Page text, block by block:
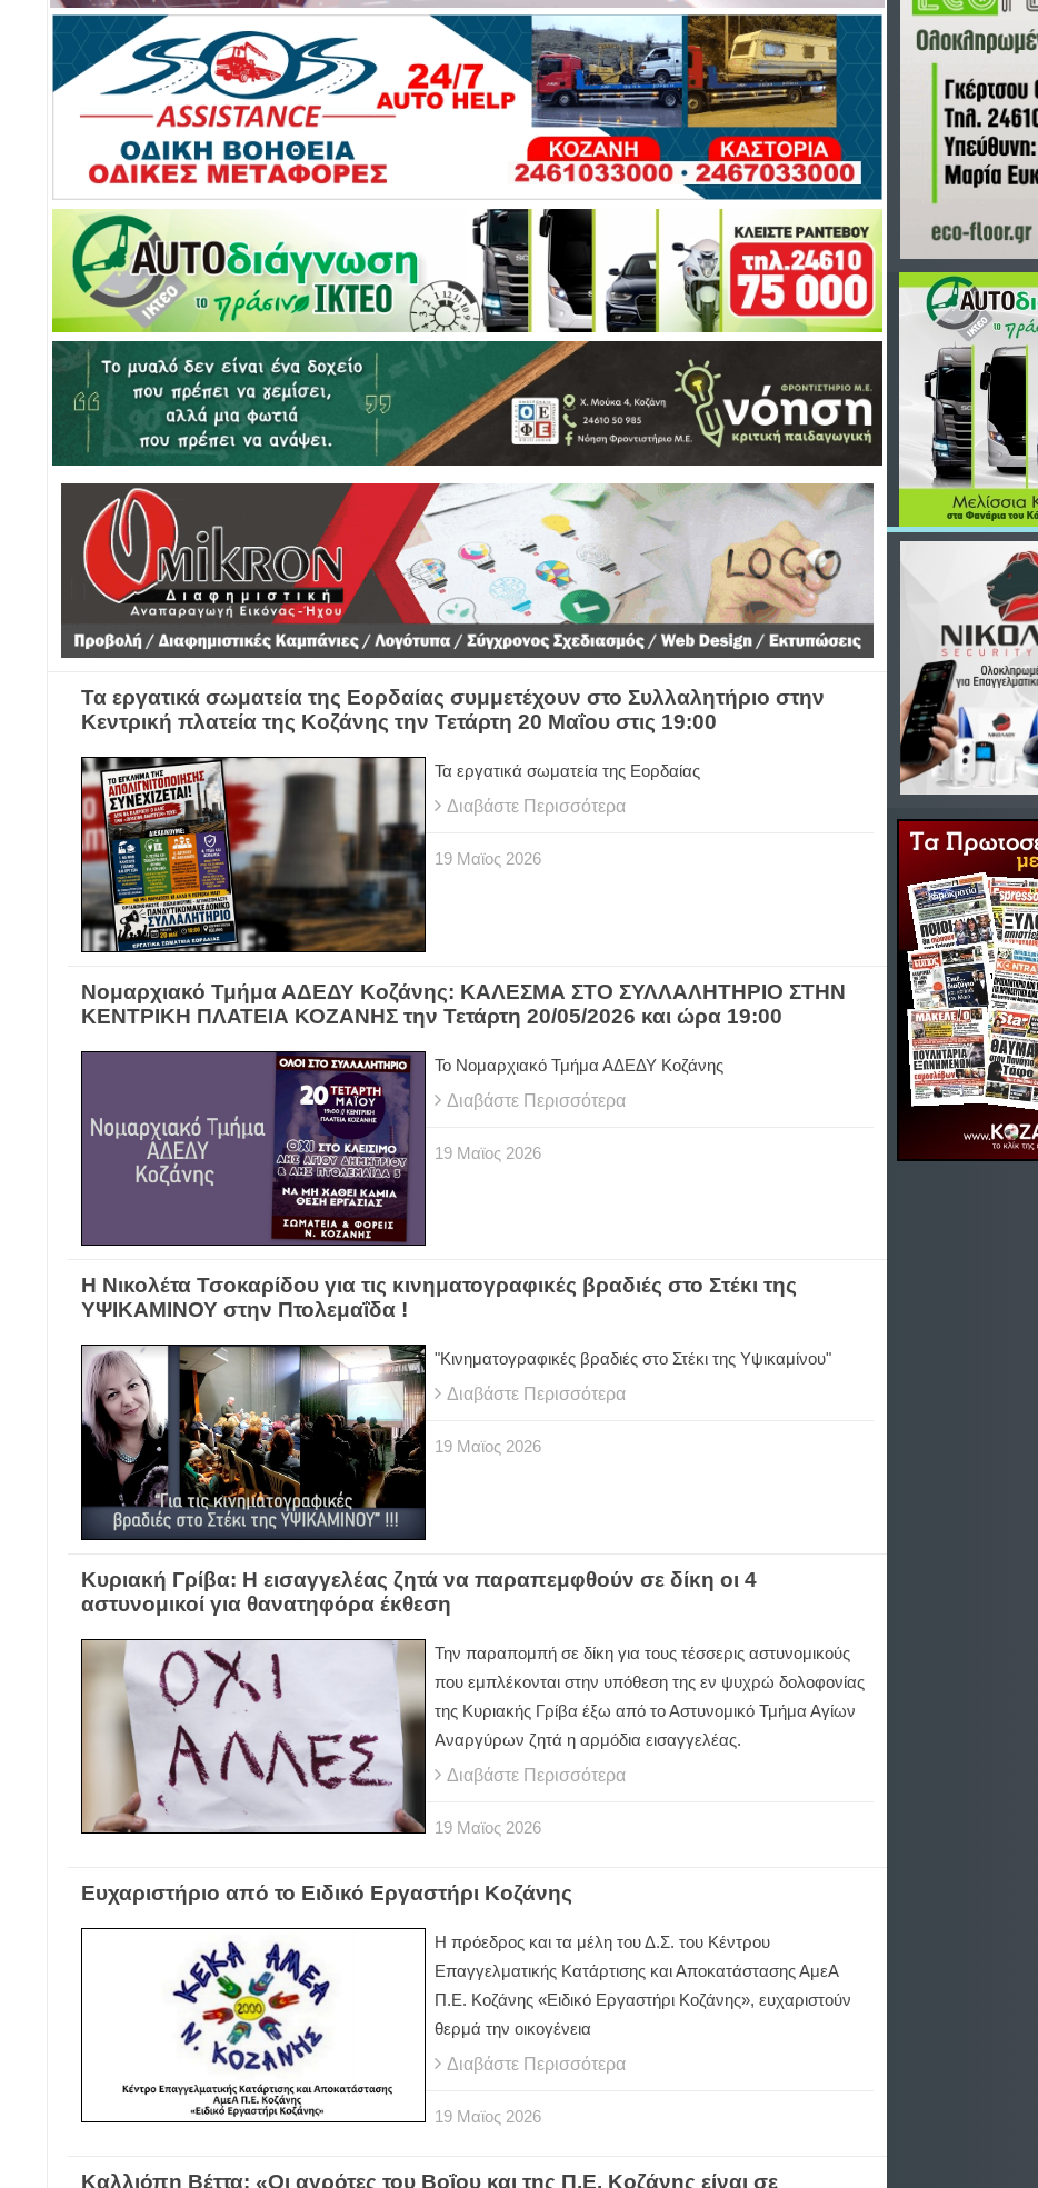
Τα εργατικά σωματεία της Εορδαίας συμμετέχουν στο Συλλαλητήριο στην
Κεντρική πλατεία της Κοζάνης την Τετάρτη 20 Μαΐου στις 19:00
Τα εργατικά σωματεία της Εορδαίας
Διαβάστε Περισσότερα
19 Μαϊος 2026
Νομαρχιακό Τμήμα ΑΔΕΔΥ Κοζάνης: ΚΑΛΕΣΜΑ ΣΤΟ ΣΥΛΛΑΛΗΤΗΡΙΟ ΣΤΗΝ
ΚΕΝΤΡΙΚΗ ΠΛΑΤΕΙΑ ΚΟΖΑΝΗΣ την Τετάρτη 20/05/2026 και ώρα 19:00
Το Νομαρχιακό Τμήμα ΑΔΕΔΥ Κοζάνης
Διαβάστε Περισσότερα
19 Μαϊος 2026
Η Νικολέτα Τσοκαρίδου για τις κινηματογραφικές βραδιές στο Στέκι της
ΥΨΙΚΑΜΙΝΟΥ στην Πτολεμαΐδα !
"Κινηματογραφικές βραδιές στο Στέκι της Υψικαμίνου"
Διαβάστε Περισσότερα
19 Μαϊος 2026
Κυριακή Γρίβα: Η εισαγγελέας ζητά να παραπεμφθούν σε δίκη οι 4
αστυνομικοί για θανατηφόρα έκθεση
Την παραπομπή σε δίκη για τους τέσσερις αστυνομικούς
που εμπλέκονται στην υπόθεση της εν ψυχρώ δολοφονίας
της Κυριακής Γρίβα έξω από το Αστυνομικό Τμήμα Αγίων
Αναργύρων ζητά η αρμόδια εισαγγελέας.
Διαβάστε Περισσότερα
19 Μαϊος 2026
Ευχαριστήριο από το Ειδικό Εργαστήρι Κοζάνης
Η πρόεδρος και τα μέλη του Δ.Σ. του Κέντρου
Επαγγελματικής Κατάρτισης και Αποκατάστασης ΑμεΑ
Π.Ε. Κοζάνης «Ειδικό Εργαστήρι Κοζάνης», ευχαριστούν
θερμά την οικογένεια
Διαβάστε Περισσότερα
19 Μαϊος 2026
Καλλιόπη Βέττα: «Οι αγρότες του Βοΐου και της Π.Ε. Κοζάνης είναι σε